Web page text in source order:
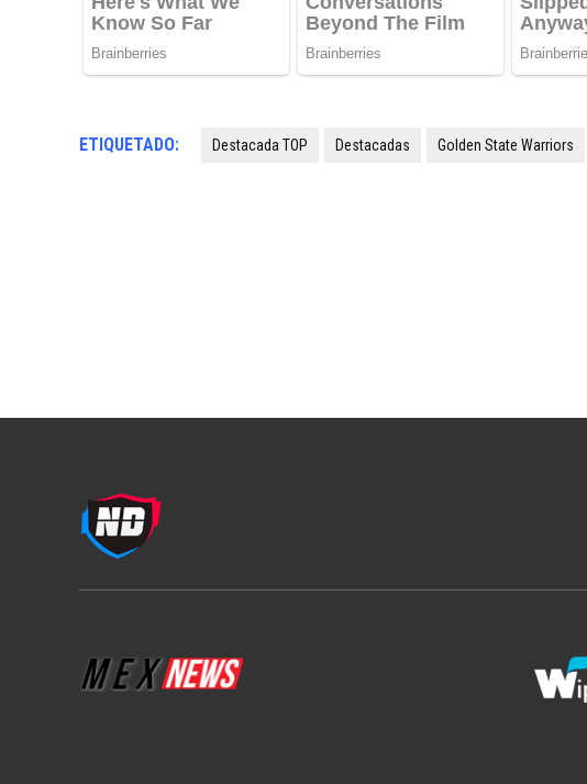
ETIQUETADO: Destacada TOP Destacadas Golden State Warriors